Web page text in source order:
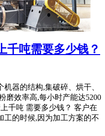
千吨需要多少钱？
器的结构,集破碎、烘干、
磨效率高,每小时产能达5200
千吨 需要多少钱？ 客户在
工的时候,因为加工方案的不